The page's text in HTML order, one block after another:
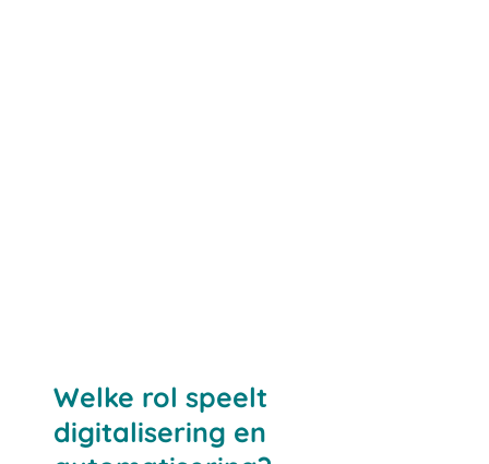
Welke rol speelt
digitalisering en